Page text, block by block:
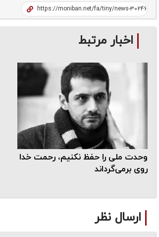
اخبار مرتبط
وحدت ملی را حفظ نکنیم، رحمت خدا
روی برمی‌گرداند
ارسال نظر